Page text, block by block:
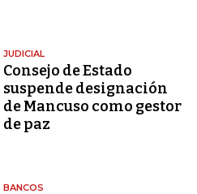
JUDICIAL
Consejo de Estado
suspende designación
de Mancuso como gestor
de paz
BANCOS